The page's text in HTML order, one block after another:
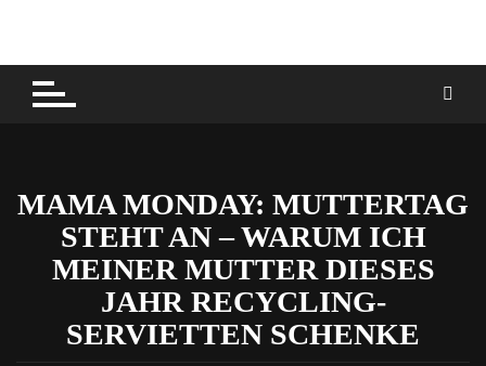
content
MAMA MONDAY: MUTTERTAG
STEHT AN – WARUM ICH
MEINER MUTTER DIESES
JAHR RECYCLING-
SERVIETTEN SCHENKE